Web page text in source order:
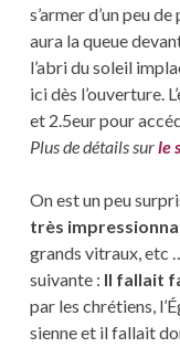
s’armer d’un peu
aura la queue
l’abri du soleil
ici dès l’ouverture.
et 2.5eur pour
Plus de détails surle
On est un peu
très
grands vitraux, etc
suivante : Il fallait
par les chrétiens,
sienne et il fallait